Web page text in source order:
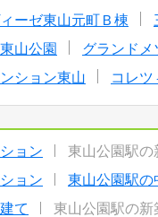
ーゼ東山元町Ｂ棟
山公園 グランドメ
ション東山 コレツ
ョン
東山公園駅の
ョン
東山公園駅の
て
東山公園駅の新